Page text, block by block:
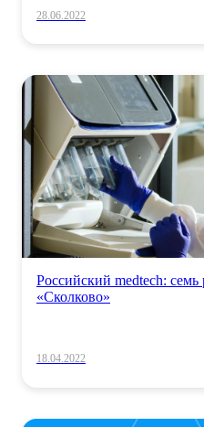
28.06.2022
Российский medtech: семь
«Сколково»
18.04.2022